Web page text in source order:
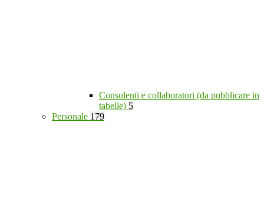
Consulenti e collaboratori (da pubblicare in
tabelle) 5
Personale 179